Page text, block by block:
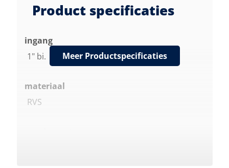
Product specificaties
ingang
1" bi.
materiaal
RVS
Meer Productspecificaties